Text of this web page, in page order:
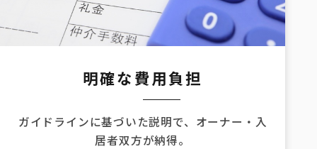
明確な費用負担
ガイドラインに基づいた説明で、 オーナー・入
居者双方が納得。